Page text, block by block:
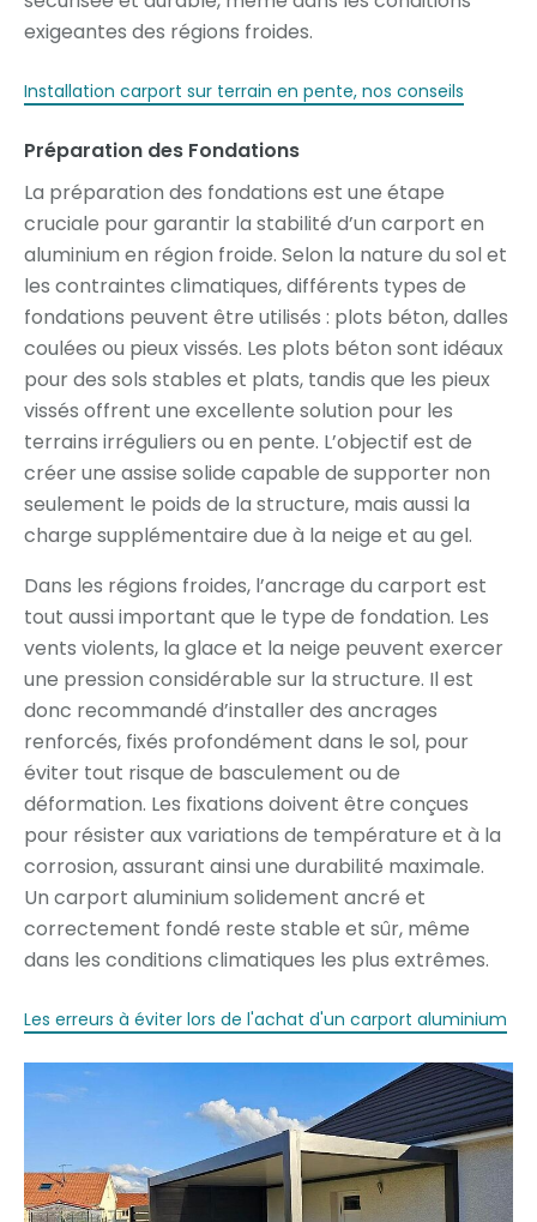
exigeantes des régions froides.
Installation carport sur terrain en pente, nos conseils
Préparation des Fondations
La préparation des fondations est une étape
cruciale pour garantir la stabilité d’un carport en
aluminium en région froide. Selon la nature du sol et
les contraintes climatiques, différents types de
fondations peuvent être utilisés : plots béton, dalles
coulées ou pieux vissés. Les plots béton sont idéaux
pour des sols stables et plats, tandis que les pieux
vissés offrent une excellente solution pour les
terrains irréguliers ou en pente. L’objectif est de
créer une assise solide capable de supporter non
seulement le poids de la structure, mais aussi la
charge supplémentaire due à la neige et au gel.
Dans les régions froides, l’ancrage du carport est
tout aussi important que le type de fondation. Les
vents violents, la glace et la neige peuvent exercer
une pression considérable sur la structure. Il est
donc recommandé d’installer des ancrages
renforcés, fixés profondément dans le sol, pour
éviter tout risque de basculement ou de
déformation. Les fixations doivent être conçues
pour résister aux variations de température et à la
corrosion, assurant ainsi une durabilité maximale.
Un carport aluminium solidement ancré et
correctement fondé reste stable et sûr, même
dans les conditions climatiques les plus extrêmes.
Les erreurs à éviter lors de l'achat d'un carport aluminium